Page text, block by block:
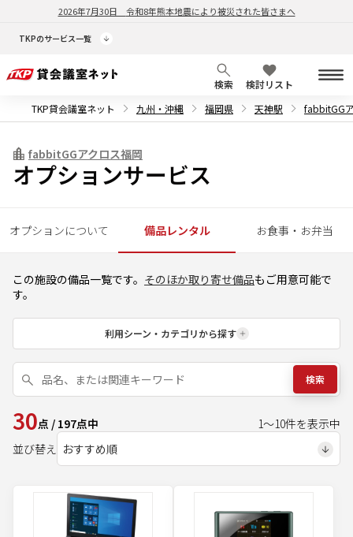
2026年7月30日 令和8年熊本地震により被災された皆さまへ
TKPのサービス一覧
検索
検討リスト
TKP貸会議室ネット
九州・沖縄 福岡県 天神駅 fabbitGG
fabbitGGアクロス福岡
オプションサービス
オプションについて 備品レンタル お食事・お弁当
この施設の備品一覧です。 そのほか取り寄せ備品もご用意可能で
す。
利用シーン・カテゴリから探す
検索
30点 / 197点中 1～10件を表示中
並び替え